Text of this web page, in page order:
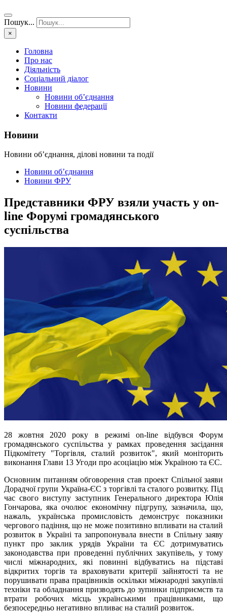
Пошук...
×
Головна
Про нас
Діяльність
Соціальний діалог
Новини
Новини об’єднання
Новини федерації
Контакти
Новини
Новини об’єднання, ділові новини та події
Новини об’єднання
Новини ФРУ
Представники ФРУ взяли участь у on-
line Форумі громадянського
суспільства
28 жовтня 2020 року в режимі on-line відбувся Форум
громадянського суспільства у рамках проведення засідання
Підкомітету "Торгівля, сталий розвиток", який моніторить
виконання Глави 13 Угоди про асоціацію між Україною та ЄС.
Основним питанням обговорення став проект Спільної заяви
Дорадчої групи Україна-ЄС з торгівлі та сталого розвитку. Під
час свого виступу заступник Генерального директора Юлія
Гончарова, яка очолює економічну підгрупу, зазначила, що,
нажаль, українська промисловість демонструє показники
чергового падіння, що не може позитивно впливати на сталий
розвиток в Україні та запропонувала внести в Спільну заяву
пункт про заклик урядів України та ЄС дотримуватись
законодавства при проведенні публічних закупівель, у тому
числі міжнародних, які повинні відбуватись на підставі
відкритих торгів та враховувати критерії зайнятості та не
порушивати права працівників оскільки міжнародні закупівлі
техніки та обладнання призводять до зупинки підприємств та
втрати робочих місць українськими працівниками, що
безпосередньо негативно впливає на сталий розвиток.